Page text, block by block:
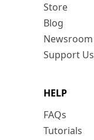
Store
Blog
Newsroom
Support Us
HELP
FAQs
Tutorials